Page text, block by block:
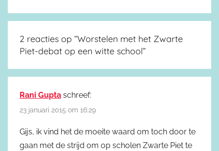
2 reacties op “Worstelen met het Zwarte
Piet-debat op een witte school”
Rani Gupta schreef:
23 januari 2015 om 16:29
Gijs, ik vind het de moeite waard om toch door te
gaan met de strijd om op scholen Zwarte Piet te